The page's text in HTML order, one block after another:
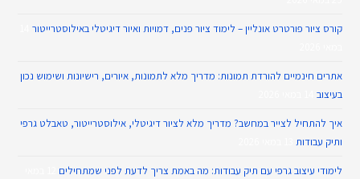
קורס ציור פורטרט אונליין – לימוד ציור פנים, דמויות ואיור דיגיטלי באילוסטרייטור
אתרים חינמיים להורדת תמונות: מדריך מלא לתמונות, איורים, רישיונות ושימוש נכון
בעיצוב
איך להתחיל לצייר במחשב? מדריך מלא לציור דיגיטלי, אילוסטרייטור, טאבלט גרפי
ותיק עבודות
לימודי עיצוב גרפי עם תיק עבודות: מה באמת צריך לדעת לפני שמתחילים